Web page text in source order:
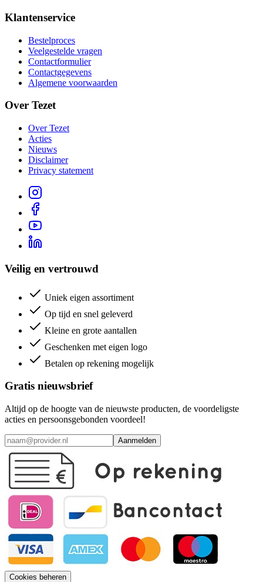
Klantenservice
Bestelproces
Veelgestelde vragen
Contactformulier
Contactgegevens
Algemene voorwaarden
Over Tezet
Over Tezet
Acties
Nieuws
Disclaimer
Privacy statement
Veilig en vertrouwd
Uniek eigen assortiment
Op tijd en snel geleverd
Kleine en grote aantallen
Geschenken met eigen logo
Betalen op rekening mogelijk
Gratis nieuwsbrief
Altijd op de hoogte van de nieuwste producten, de voordeligste
acties en persoonsgebonden voordeel!
Aanmelden
Cookies beheren